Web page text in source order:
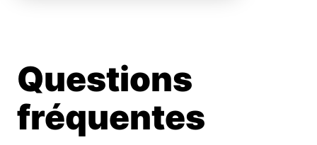
Questions
fréquentes